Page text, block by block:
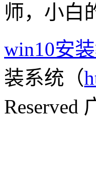
师，小白
win10安
装系统（
Reserved